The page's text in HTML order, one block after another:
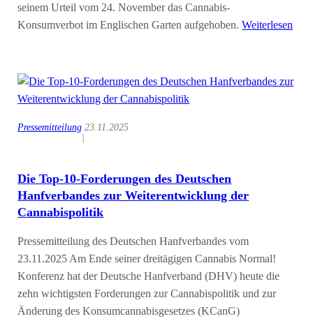
seinem Urteil vom 24. November das Cannabis-
Konsumverbot im Englischen Garten aufgehoben.Weiterlesen
Pressemitteilung
|
23.11.2025
Die Top-10-Forderungen des Deutschen
Hanfverbandes zur Weiterentwicklung der
Cannabispolitik
Pressemitteilung des Deutschen Hanfverbandes vom
23.11.2025 Am Ende seiner dreitägigen Cannabis Normal!
Konferenz hat der Deutsche Hanfverband (DHV) heute die
zehn wichtigsten Forderungen zur Cannabispolitik und zur
Änderung des Konsumcannabisgesetzes (KCanG)